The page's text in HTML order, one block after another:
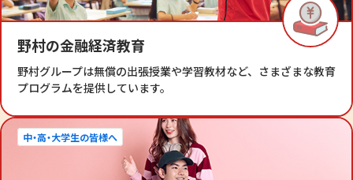
野村の金融経済教育
野村グループは無償の出張授業や学習教材など、さまざまな教育
プログラムを提供しています。
中・高・大学生の皆様へ